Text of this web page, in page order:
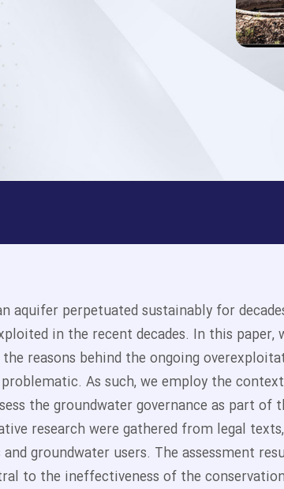
aquifer perpetuated sustainably for
in the recent decades. In this
reasons behind the ongoing
As such, we employ the
the groundwater governance as part of
research were gathered from legal
groundwater users. The assessment
to the ineffectiveness of the